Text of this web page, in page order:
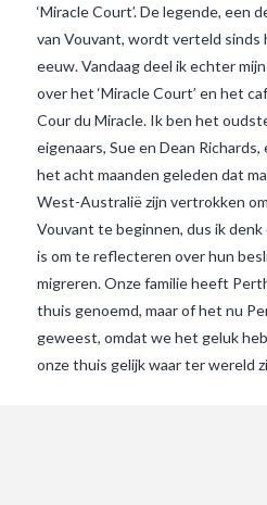
‘Miracle Court’. De legende, een
van Vouvant, wordt verteld sinds
eeuw. Vandaag deel ik echter
over het ‘Miracle Court’ en het
Cour du Miracle. Ik ben het
eigenaars, Sue en Dean
het acht maanden geleden dat
West-Australië zijn vertrokken
Vouvant te beginnen, dus ik
is om te reflecteren over hun
migreren. Onze familie heeft
thuis genoemd, maar of het nu
geweest, omdat we het geluk
onze thuis gelijk waar ter wereld